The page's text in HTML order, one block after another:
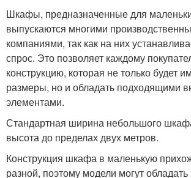
Шкафы, предназначенные для
выпускаются многими
компаниями, так как на них
спрос. Это позволяет каждому
конструкцию, которая не только будет
размеры, но и обладать подходящими
элементами.
Стандартная ширина небольшого
высота до пределах двух метров.
Конструкция шкафа в маленькую
разной, поэтому модели могут